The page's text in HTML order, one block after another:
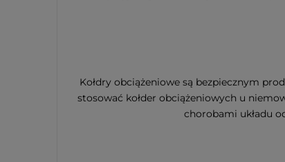
Kołdry obciążeniowe są bezpiecznym
stosować kołder obciążeniowych u
chorobami układu